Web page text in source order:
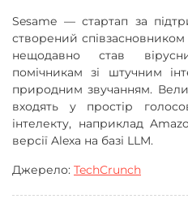
Sesame — стартап за
створений
нещодавно став
помічникам зі штучним
природним звучанням.
входять у простір
інтелекту, наприклад
версії Alexa на базі LLM.
Джерело: TechCrunch